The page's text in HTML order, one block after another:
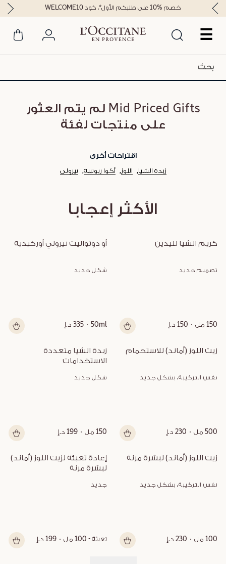
☰
خصم %10 على طلبكم الأول*، كود WELCOME10
Mid Priced Gifts لم يتم العثور
على منتجات لفئة
اقتراحات أخرى
زبدة الشيا اللوز أكوا ريوتييه نيرولي
الأكثر إعجابا
كريم الشيا لليدين
تصميم جديد
150 مل 150 د.إ
أو دوتواليت نيرولي أوركيديه
شكل جديد
50ml 335 د.إ
زيت اللوز (أماند) للاستحمام
نفس التركيبة، بشكل جديد
500 مل 230 د.إ
الاستخدامات
شكل جديد
150 مل 199 د.إ
زيت اللوز (أماند) لبشرة مرنة
نفس التركيبة، بشكل جديد
100 مل 230 د.إ
لبشرة مرنة
جديد
تعبئة - 100 مل 199 د.إ